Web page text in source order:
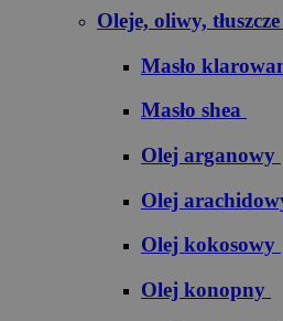
Oleje, oliwy, tłuszcze
Masło
Masło shea
Olej arganowy
Olej
Olej kokosowy
Olej konopny